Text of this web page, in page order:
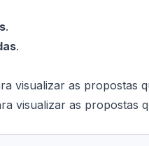
.
.
visualizar as propostas
visualizar as propostas